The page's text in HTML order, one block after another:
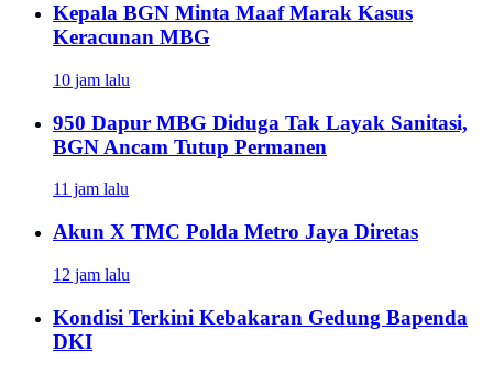
Kepala BGN Minta Maaf Marak Kasus
Keracunan MBG
10 jam lalu
950 Dapur MBG Diduga Tak Layak Sanitasi,
BGN Ancam Tutup Permanen
11 jam lalu
Akun X TMC Polda Metro Jaya Diretas
12 jam lalu
Kondisi Terkini Kebakaran Gedung Bapenda
DKI